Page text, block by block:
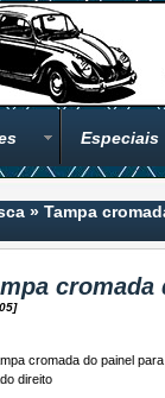
Especiais
» Tampa
cromada do painel
direito